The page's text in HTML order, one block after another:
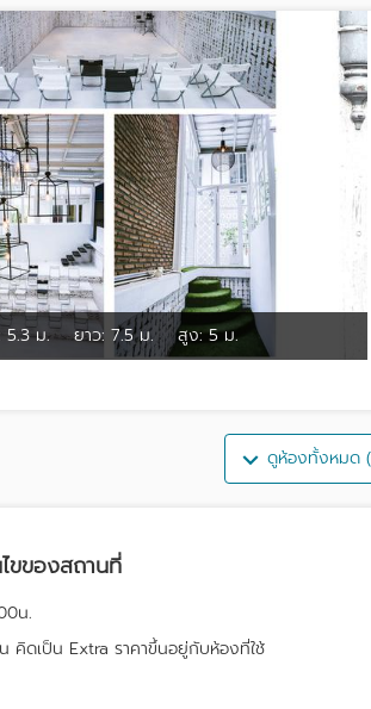
5.3 ม. ยาว: 7.5 ม. สูง: 5 ม.
ดูห้องทั้งหมด
ขของสถานที่
น.
คิดเป็น Extra ราคาขึ้นอยู่กับห้องที่ใช้